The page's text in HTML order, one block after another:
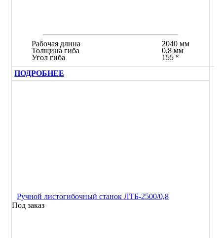
Рабочая длина
Толщина гиба
Угол гиба
2040 мм
0,8 мм
155 °
ПОДРОБНЕЕ
Ручной листогибочный станок ЛТБ-2500/0,8
Под заказ